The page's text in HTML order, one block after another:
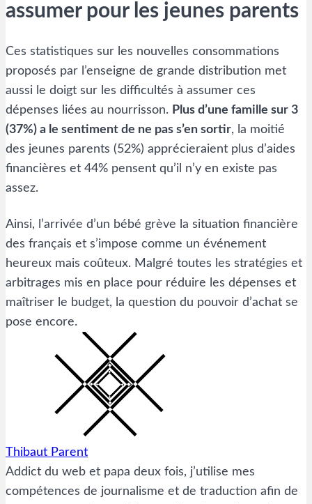
assumer pour les jeunes parents
Ces statistiques sur les nouvelles consommations
proposés par l’enseigne de grande distribution met
aussi le doigt sur les difficultés à assumer ces
dépenses liées au nourrisson. Plus d’une famille sur 3
(37%) a le sentiment de ne pas s’en sortir, la moitié
des jeunes parents (52%) apprécieraient plus d’aides
financières et 44% pensent qu’il n’y en existe pas
assez.
Ainsi, l’arrivée d’un bébé grève la situation financière
des français et s’impose comme un événement
heureux mais coûteux. Malgré toutes les stratégies et
arbitrages mis en place pour réduire les dépenses et
maîtriser le budget, la question du pouvoir d’achat se
pose encore.
Thibaut Parent
Addict du web et papa deux fois, j’utilise mes
compétences de journalisme et de traduction afin de